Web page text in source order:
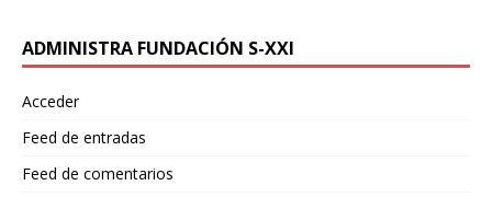
ADMINISTRA FUNDACIÓN S-XXI
Acceder
Feed de entradas
Feed de comentarios